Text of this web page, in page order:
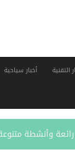
التقنية أخبار سياحية
وأنشطة